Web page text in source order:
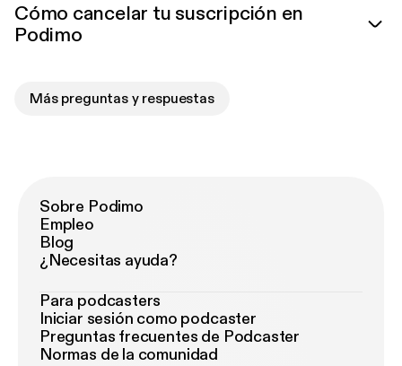
Cómo cancelar tu suscripción en
Podimo
Más preguntas y respuestas
Sobre Podimo
Empleo
Blog
¿Necesitas ayuda?
Para podcasters
Iniciar sesión como podcaster
Preguntas frecuentes de Podcaster
Normas de la comunidad